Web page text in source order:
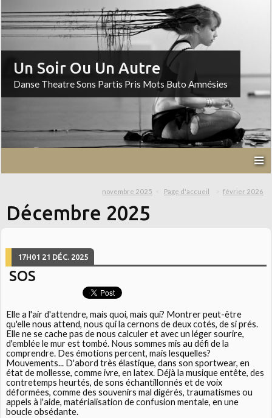
Un Soir Ou Un Autre
Danse Theatre Sons Partis Pris Mots Buto Amnésies
novembre 2025 Page d'accueil février 2026
Décembre 2025
17H01 21 DÉC. 2025
SOS
Elle a l'air d'attendre, mais quoi, mais qui? Montrer peut-être
qu'elle nous attend, nous qui la cernons de deux cotés, de si prés.
Elle ne se cache pas de nous calculer et avec un léger sourire,
d'emblée le mur est tombé. Nous sommes mis au défi de la
comprendre. Des émotions percent, mais lesquelles?
Mouvements... D'abord très élastique, dans son sportwear, en
état de mollesse, comme ivre, en latex. Déjà la musique entête, des
contretemps heurtés, de sons échantillonnés et de voix
déformées, comme des souvenirs mal digérés, traumatismes ou
appels à l'aide, matérialisation de confusion mentale, en une
boucle obsédante.